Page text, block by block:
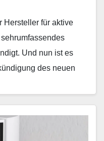
Hersteller für aktive
Und nun ist es
des neuen